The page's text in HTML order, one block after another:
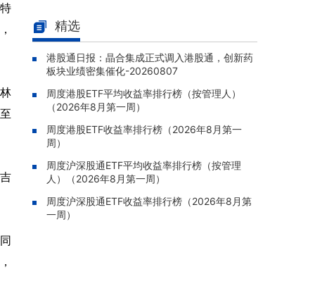
人民币5,406万元
08-07 20:07 |灵宝黄金(03330.HK)：新疆哈巴
河勘查取得重大进展，保有金金属量由13.20吨
跃升至53.94吨
08-07 20:04 |迅策(03317.HK)：与天合算力订
立战略合作备忘，共探能源垂类大模型与Toke
n工厂商业化
08-07 20:02 |
中国泛半导体IMSS市场排名第三
08-07 19:47 | 浙能迈领绿航二次递表港交所，为
全球领先的绿色航运设备和系统提供商
08-07 19:09 |
精选
港股通日报：晶合集成正式调入港股通，创新药
板块业绩密集催化-20260807
周度港股ETF平均收益率排行榜（按管理人）
（2026年8月第一周）
周度港股ETF收益率排行榜（2026年8月第一
周）
周度沪深股通ETF平均收益率排行榜（按管理
人）（2026年8月第一周）
周度沪深股通ETF收益率排行榜（2026年8月第
一周）